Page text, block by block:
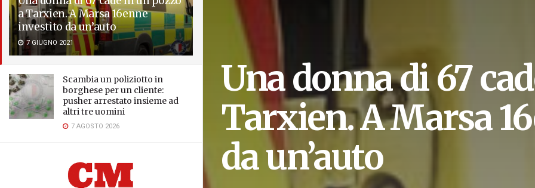
a Tarxien. A Marsa 16enne
investito da un’auto
7 GIUGNO 2021
Scambia un poliziotto in
borghese per un cliente:
pusher arrestato insieme ad
altri tre uomini
7 AGOSTO 2026
Una donna di 67
Tarxien. A Marsa
da un’auto